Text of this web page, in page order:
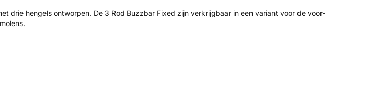
drie hengels ontworpen. De 3 Rod Buzzbar Fixed zijn verkrijgbaar in een variant voor de voor-